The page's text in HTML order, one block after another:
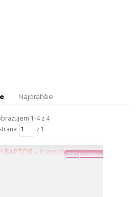
Najdrahšie
1-4 z 4
z 1
TOP produkt